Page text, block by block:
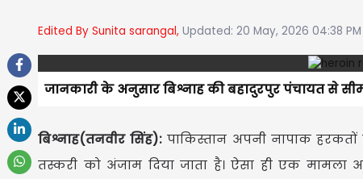
Edited By Sunita sarangal, Updated: 20 May, 2026 04:38 PM
जानकारी के अनुसार बिश्नाह की बहादुरपुर पंचायत से
बिश्नाह(तनवीर सिंह):पाकिस्तान अपनी नापाक हरकतों
तस्करी को अंजाम दिया जाता है। ऐसा ही एक